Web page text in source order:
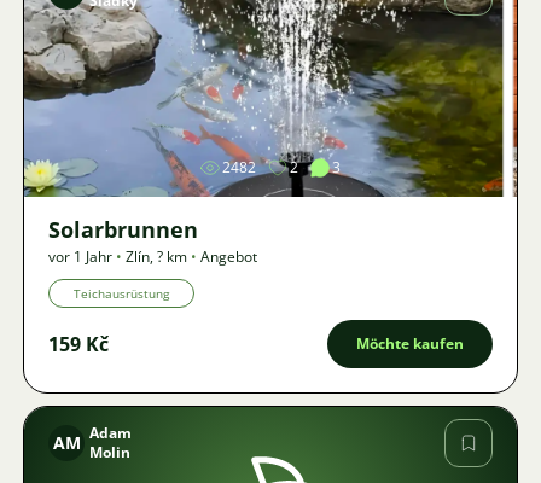
Bild
2482 2 3
Solarbrunnen
vor 1 Jahr • Zlín,? km • Angebot
Teichausrüstung
159 Kč Möchte kaufen
AM Adam
Molin